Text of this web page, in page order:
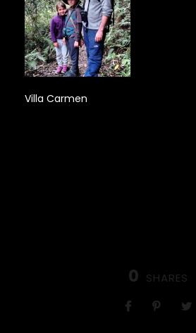
Villa Carmen
0 SHARES